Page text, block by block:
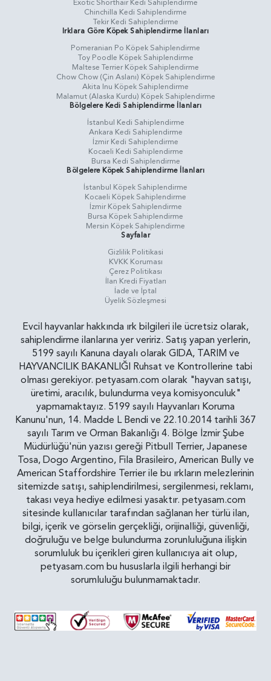
Exotic Shorthair Kedi Sahiplendirme
Chinchilla Kedi Sahiplendirme
Tekir Kedi Sahiplendirme
Irklara Göre Köpek Sahiplendirme İlanları
Pomeranian Po Köpek Sahiplendirme
Toy Poodle Köpek Sahiplendirme
Maltese Terrier Köpek Sahiplendirme
Chow Chow (Çin Aslanı) Köpek Sahiplendirme
Akita Inu Köpek Sahiplendirme
Malamut (Alaska Kurdu) Köpek Sahiplendirme
Bölgelere Kedi Sahiplendirme İlanları
İstanbul Kedi Sahiplendirme
Ankara Kedi Sahiplendirme
İzmir Kedi Sahiplendirme
Kocaeli Kedi Sahiplendirme
Bursa Kedi Sahiplendirme
Bölgelere Köpek Sahiplendirme İlanları
İstanbul Köpek Sahiplendirme
Kocaeli Köpek Sahiplendirme
İzmir Köpek Sahiplendirme
Bursa Köpek Sahiplendirme
Mersin Köpek Sahiplendirme
Sayfalar
Gizlilik Politikasi
KVKK Koruması
Çerez Politikası
İlan Kredi Fiyatları
İade ve İptal
Üyelik Sözleşmesi
Evcil hayvanlar hakkında ırk bilgileri ile ücretsiz olarak,
sahiplendirme ilanlarına yer veririz. Satış yapan yerlerin,
5199 sayılı Kanuna dayalı olarak GIDA, TARIM ve
HAYVANCILIK BAKANLIĞI Ruhsat ve Kontrollerine tabi
olması gerekiyor. petyasam.com olarak "hayvan satışı,
üretimi, aracılık, bulundurma veya komisyonculuk"
yapmamaktayız. 5199 sayılı Hayvanları Koruma
Kanunu'nun, 14. Madde L Bendi ve 22.10.2014 tarihli 367
sayılı Tarım ve Orman Bakanlığı 4. Bölge İzmir Şube
Müdürlüğü'nün yazısı gereği Pitbull Terrier, Japanese
Tosa, Dogo Argentino, Fila Brasileiro, American Bully ve
American Staffordshire Terrier ile bu ırkların melezlerinin
sitemizde satışı, sahiplendirilmesi, sergilenmesi, reklamı,
takası veya hediye edilmesi yasaktır. petyasam.com
sitesinde kullanıcılar tarafından sağlanan her türlü ilan,
bilgi, içerik ve görselin gerçekliği, orijinalliği, güvenliği,
doğruluğu ve belge bulundurma zorunluluğuna ilişkin
sorumluluk bu içerikleri giren kullanıcıya ait olup,
petyasam.com bu hususlarla ilgili herhangi bir
sorumluluğu bulunmamaktadır.